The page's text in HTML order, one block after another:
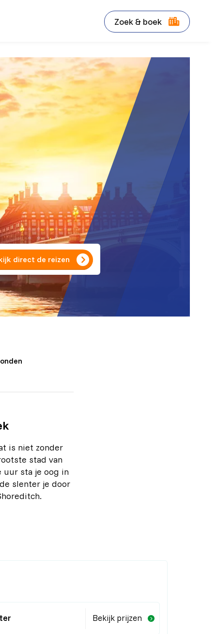
Zoek & boek
direct de reizen
is niet zonder
stad van
uur sta je oog in
slenter je door
Bekijk prijzen